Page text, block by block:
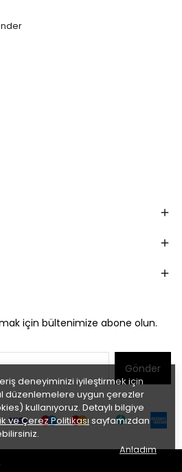
deneyiminizi iyileştirmek için
düzenlemelere uygun çerezler
kullanıyoruz. Detaylı bilgiye
ve Çerez Politikası sayfamızdan
Anladım
için bültenimize abone olun.
Gönder